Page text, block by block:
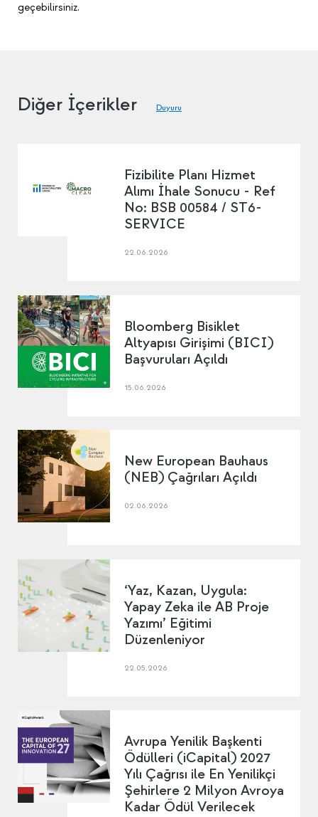
geçebilirsiniz.
Diğer İçerikler Duyuru
Fizibilite Planı Hizmet
Alımı İhale Sonucu - Ref
No: BSB 00584 / ST6-
SERVICE
22.06.2026
Bloomberg Bisiklet
Altyapısı Girişimi (BICI)
Başvuruları Açıldı
15.06.2026
New European Bauhaus
(NEB) Çağrıları Açıldı
02.06.2026
‘Yaz, Kazan, Uygula:
Yapay Zeka ile AB Proje
Yazımı’ Eğitimi
Düzenleniyor
22.05.2026
Avrupa Yenilik Başkenti
Ödülleri (iCapital) 2027
Yılı Çağrısı ile En Yenilikçi
Şehirlere 2 Milyon Avroya
Kadar Ödül Verilecek